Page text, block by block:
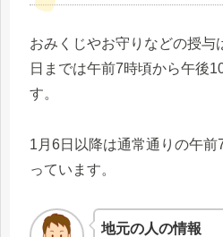
おみくじやお守りなどの授与
日までは午前7時頃から午後
す。
1月6日以降は通常通りの午
っています。
地元の人の情報